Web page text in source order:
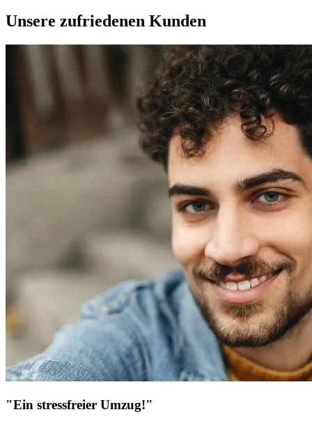
Unsere zufriedenen Kunden
"Ein stressfreier Umzug!"